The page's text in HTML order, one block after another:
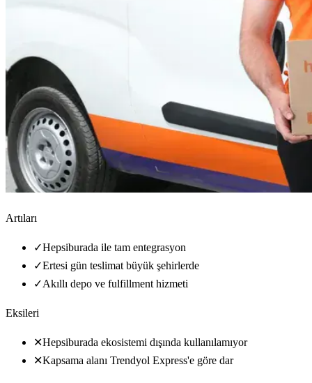
Artıları
✓Hepsiburada ile tam entegrasyon
✓Ertesi gün teslimat büyük şehirlerde
✓Akıllı depo ve fulfillment hizmeti
Eksileri
✕Hepsiburada ekosistemi dışında kullanılamıyor
✕Kapsama alanı Trendyol Express'e göre dar